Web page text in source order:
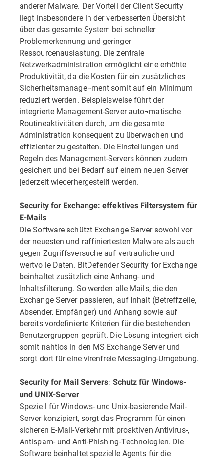
anderer Malware. Der Vorteil der Client Security
liegt insbesondere in der verbesserten Übersicht
über das gesamte System bei schneller
Problemerkennung und geringer
Ressourcenauslastung. Die zentrale
Netzwerkadministration ermöglicht eine erhöhte
Produktivität, da die Kosten für ein zusätzliches
Sicherheitsmanage¬ment somit auf ein Minimum
reduziert werden. Beispielsweise führt der
integrierte Management-Server auto¬matische
Routineaktivitäten durch, um die gesamte
Administration konsequent zu überwachen und
effizienter zu gestalten. Die Einstellungen und
Regeln des Management-Servers können zudem
gesichert und bei Bedarf auf einem neuen Server
jederzeit wiederhergestellt werden.
Security for Exchange: effektives Filtersystem für
E-Mails
Die Software schützt Exchange Server sowohl vor
der neuesten und raffiniertesten Malware als auch
gegen Zugriffsversuche auf vertrauliche und
wertvolle Daten. BitDefender Security for Exchange
beinhaltet zusätzlich eine Anhang- und
Inhaltsfilterung. So werden alle Mails, die den
Exchange Server passieren, auf Inhalt (Betreffzeile,
Absender, Empfänger) und Anhang sowie auf
bereits vordefinierte Kriterien für die bestehenden
Benutzergruppen geprüft. Die Lösung integriert sich
somit nahtlos in den MS Exchange Server und
sorgt dort für eine virenfreie Messaging-Umgebung.
Security for Mail Servers: Schutz für Windows-
und UNIX-Server
Speziell für Windows- und Unix-basierende Mail-
Server konzipiert, sorgt das Programm für einen
sicheren E-Mail-Verkehr mit proaktiven Antivirus-,
Antispam- und Anti-Phishing-Technologien. Die
Software beinhaltet spezielle Agents für die